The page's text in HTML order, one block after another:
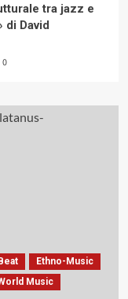
tra jazz e
di David
0
Ethno-Music
Music